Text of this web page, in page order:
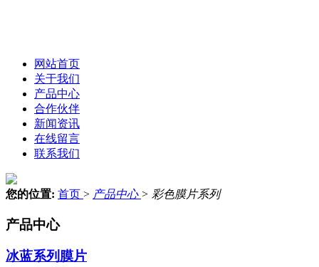
网站首页
关于我们
产品中心
合作伙伴
新闻资讯
在线留言
联系我们
您的位置: 首页 > 产品中心 > 彩色膜片系列
产品中心
冰蓝系列膜片